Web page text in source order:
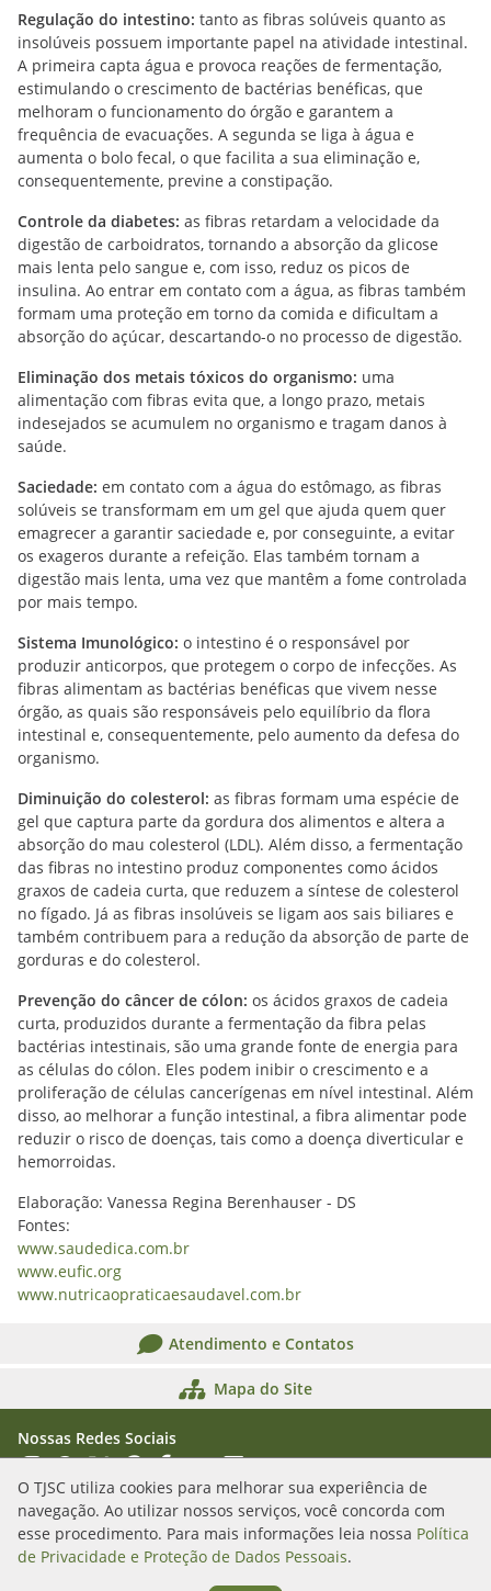
O TJSC utiliza cookies para melhorar sua experiência de
navegação. Ao utilizar nossos serviços, você concorda com
esse procedimento. Para mais informações leia nossa Política
de Privacidade e Proteção de Dados Pessoais.
Regulação do intestino: tanto as fibras solúveis quanto as
insolúveis possuem importante papel na atividade intestinal.
A primeira capta água e provoca reações de fermentação,
estimulando o crescimento de bactérias benéficas, que
melhoram o funcionamento do órgão e garantem a
frequência de evacuações. A segunda se liga à água e
aumenta o bolo fecal, o que facilita a sua eliminação e,
consequentemente, previne a constipação.
Controle da diabetes: as fibras retardam a velocidade da
digestão de carboidratos, tornando a absorção da glicose
mais lenta pelo sangue e, com isso, reduz os picos de
insulina. Ao entrar em contato com a água, as fibras também
formam uma proteção em torno da comida e dificultam a
absorção do açúcar, descartando-o no processo de digestão.
Eliminação dos metais tóxicos do organismo: uma
alimentação com fibras evita que, a longo prazo, metais
indesejados se acumulem no organismo e tragam danos à
saúde.
Saciedade: em contato com a água do estômago, as fibras
solúveis se transformam em um gel que ajuda quem quer
emagrecer a garantir saciedade e, por conseguinte, a evitar
os exageros durante a refeição. Elas também tornam a
digestão mais lenta, uma vez que mantêm a fome controlada
por mais tempo.
Sistema Imunológico: o intestino é o responsável por
produzir anticorpos, que protegem o corpo de infecções. As
fibras alimentam as bactérias benéficas que vivem nesse
órgão, as quais são responsáveis pelo equilíbrio da flora
intestinal e, consequentemente, pelo aumento da defesa do
organismo.
Diminuição do colesterol: as fibras formam uma espécie de
gel que captura parte da gordura dos alimentos e altera a
absorção do mau colesterol (LDL). Além disso, a fermentação
das fibras no intestino produz componentes como ácidos
graxos de cadeia curta, que reduzem a síntese de colesterol
no fígado. Já as fibras insolúveis se ligam aos sais biliares e
também contribuem para a redução da absorção de parte de
gorduras e do colesterol.
Prevenção do câncer de cólon: os ácidos graxos de cadeia
curta, produzidos durante a fermentação da fibra pelas
bactérias intestinais, são uma grande fonte de energia para
as células do cólon. Eles podem inibir o crescimento e a
proliferação de células cancerígenas em nível intestinal. Além
disso, ao melhorar a função intestinal, a fibra alimentar pode
reduzir o risco de doenças, tais como a doença diverticular e
hemorroidas.
Elaboração: Vanessa Regina Berenhauser - DS
Fontes:
www.saudedica.com.br
www.eufic.org
www.nutricaopraticaesaudavel.com.br
Atendimento e Contatos
Mapa do Site
Nossas Redes Sociais
Acessar Instagram
Acessar WhatsApp
Acessar XAcessar Threads
Acessar Facebook
Acessar YouTube
Acessar Flickr
Acessar SoundCloud
Rua Álvaro Millen da Silveira, n. 208
Florianópolis/SC - CEP: 88020-901